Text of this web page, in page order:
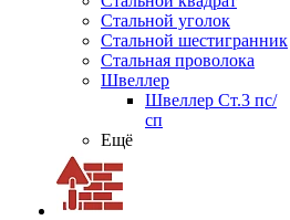
Стальной уголок
Стальной шестигранник
Стальная проволока
Швеллер
Швеллер Ст.3 пс/
сп
Ещё